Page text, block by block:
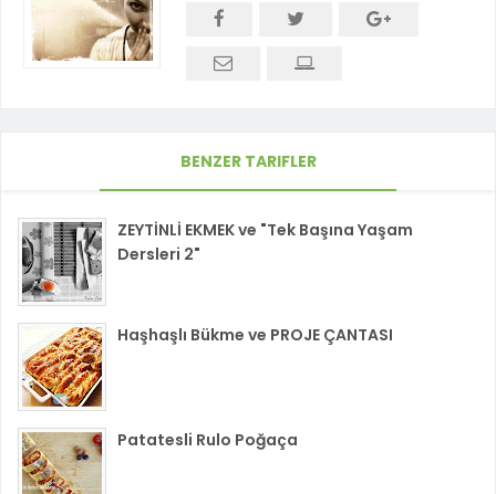
BENZER TARIFLER
ZEYTİNLİ EKMEK ve "Tek Başına Yaşam
Dersleri 2"
Haşhaşlı Bükme ve PROJE ÇANTASI
Patatesli Rulo Poğaça